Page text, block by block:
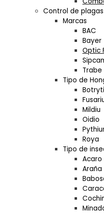
Control de plagas
Marcas
BAC
Bayer
Optic
Trabe
Tipo de
Mildiu
Oidio
Roya
Tipo de
Acaro
Araña